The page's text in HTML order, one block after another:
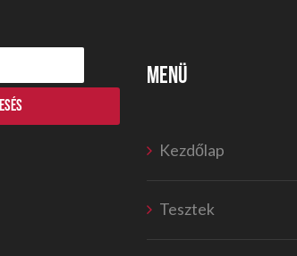
MENÜ
Kezdőlap
Tesztek